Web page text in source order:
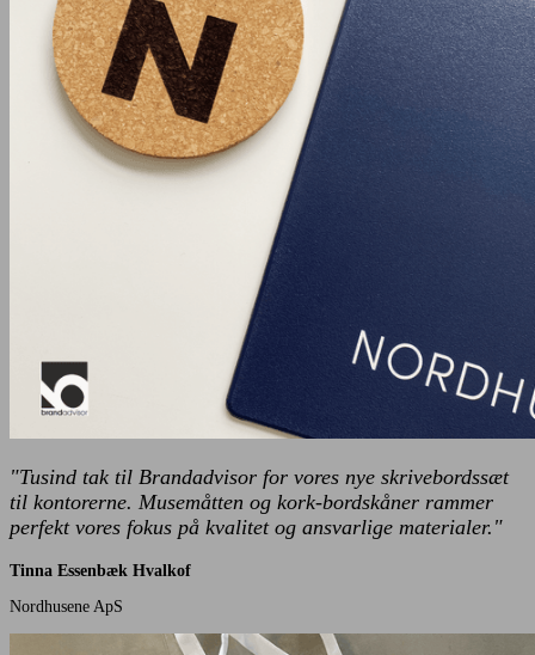
"Tusind tak til Brandadvisor for vores nye skrivebordssæt
til kontorerne. Musemåtten og kork-bordskåner rammer
perfekt vores fokus på kvalitet og ansvarlige materialer."
Tinna Essenbæk Hvalkof
Nordhusene ApS